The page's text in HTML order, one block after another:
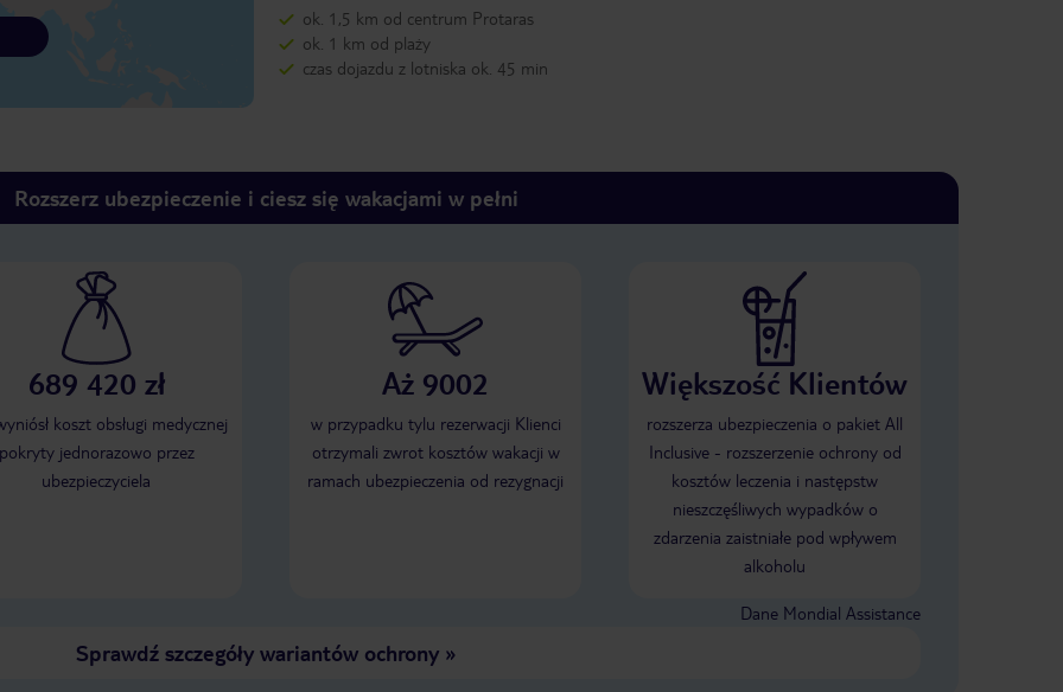
ok. 1,5 km od centrum Protaras
ok. 1 km od plaży
czas dojazdu z lotniska ok. 45 min
Rozszerz ubezpieczenie i ciesz się wakacjami w pełni
689 420 zł
koszt obsługi medycznej
pokryty jednorazowo przez
ubezpieczyciela
Aż 9002
w przypadku tylu rezerwacji Klienci
otrzymali zwrot kosztów wakacji w
ramach ubezpieczenia od rezygnacji
Większość Klientów
rozszerza ubezpieczenia o pakiet All
Inclusive - rozszerzenie ochrony od
kosztów leczenia i następstw
nieszczęśliwych wypadków o
zdarzenia zaistniałe pod wpływem
alkoholu
Dane Mondial Assistance
Sprawdź szczegóły wariantów ochrony»